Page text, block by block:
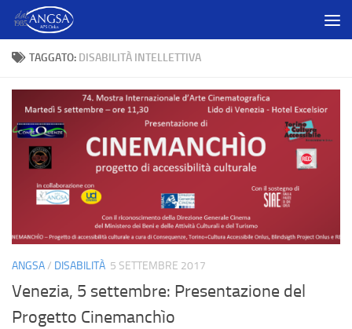
Salta al contenuto
TAGGATO: DISABILITÀ INTELLETTIVA
ANGSA/ DISABILITÀ 5 SETTEMBRE 2017
Venezia, 5 settembre: Presentazione del
Progetto Cinemanchìo